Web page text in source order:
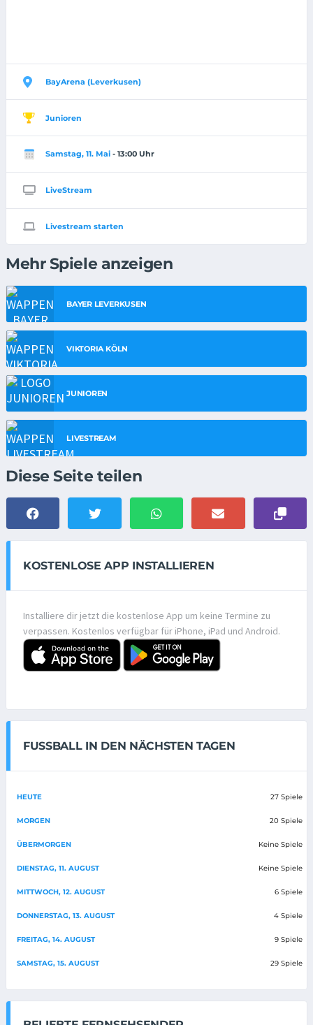
BayArena (Leverkusen)
Junioren
Samstag, 11. Mai - 13:00 Uhr
LiveStream
Livestream starten
Mehr Spiele anzeigen
BAYER LEVERKUSEN
VIKTORIA KÖLN
JUNIOREN
LIVESTREAM
Diese Seite teilen
KOSTENLOSE APP INSTALLIEREN
Installiere dir jetzt die kostenlose App um keine Termine zu
verpassen. Kostenlos verfügbar für iPhone, iPad und Android.
FUSSBALL IN DEN NÄCHSTEN TAGEN
HEUTE 27 Spiele
MORGEN 20 Spiele
ÜBERMORGEN Keine Spiele
DIENSTAG, 11. AUGUST Keine Spiele
MITTWOCH, 12. AUGUST 6 Spiele
DONNERSTAG, 13. AUGUST 4 Spiele
FREITAG, 14. AUGUST 9 Spiele
SAMSTAG, 15. AUGUST 29 Spiele